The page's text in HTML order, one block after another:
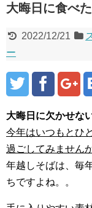
大晦日に食べ
2022/12/21
ー
大晦日に欠かせな
今年はいつもとひ
過ごしてみません
年越しそばは、毎
ちですよね。。